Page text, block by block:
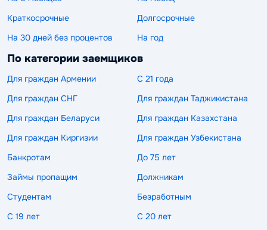
Краткосрочные
Долгосрочные
На 30 дней без процентов
На год
По категории заемщиков
Для граждан Армении
С 21 года
Для граждан СНГ
Для граждан Таджикистана
Для граждан Беларуси
Для граждан Казахстана
Для граждан Киргизии
Для граждан Узбекистана
Банкротам
До 75 лет
Займы пропащим
Должникам
Студентам
Безработным
С 19 лет
С 20 лет